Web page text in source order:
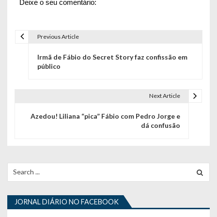
Deixe o seu comentário:
ã
o
d
Previous Article
Irmã de Fábio do Secret Story faz confissão em
público
Next Article
Azedou! Liliana “pica” Fábio com Pedro Jorge e
dá confusão
for:
JORNAL DIÁRIO NO FACEBOOK